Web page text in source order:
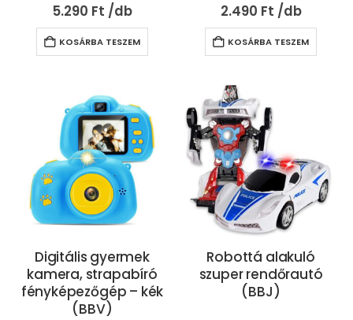
5.290 Ft
KOSÁRBA TESZEM
2.490 Ft
KOSÁRBA TESZEM
Digitális gyermek
kamera, strapabíró
fényképezőgép – kék
(BBV)
Robottá alakuló
szuper rendőrautó
(BBJ)